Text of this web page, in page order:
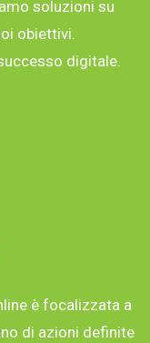
soluzioni su
obiettivi.
digitale.
è focalizzata a
di azioni definite